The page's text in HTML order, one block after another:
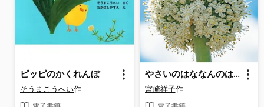
ピッピのかくれんぼ
そうまこうへい作
やさいのはななんのはな?
宮崎祥子作